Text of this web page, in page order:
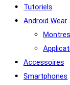
Tutoriels
Android Wear
Montres
Accessoires
Smartphones